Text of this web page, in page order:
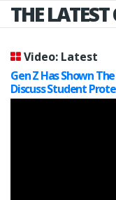
THE
Video: Latest
Gen Z Has Shown
Discuss Student